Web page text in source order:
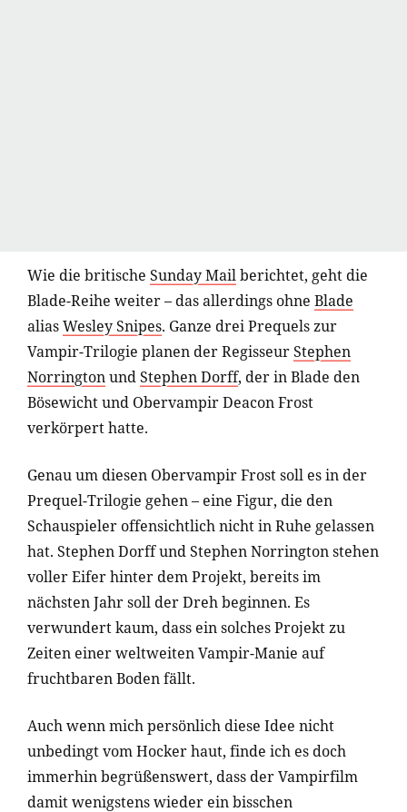
Wie die britische Sunday Mailberichtet, geht die
Blade-Reihe weiter – das allerdings ohne Blade
aliasWesley Snipes. Ganze drei Prequels zur
Vampir-Trilogie planen der RegisseurStephen
NorringtonundStephen Dorff, der in Blade den
Bösewicht und Obervampir Deacon Frost
verkörpert hatte.
Genau um diesen Obervampir Frost soll es in der
Prequel-Trilogie gehen – eine Figur, die den
Schauspieler offensichtlich nicht in Ruhe gelassen
hat. Stephen Dorff und Stephen Norrington stehen
voller Eifer hinter dem Projekt, bereits im
nächsten Jahr soll der Dreh beginnen. Es
verwundert kaum, dass ein solches Projekt zu
Zeiten einer weltweiten Vampir-Manie auf
fruchtbaren Boden fällt.
Auch wenn mich persönlich diese Idee nicht
unbedingt vom Hocker haut, finde ich es doch
immerhin begrüßenswert, dass der Vampirfilm
damit wenigstens wieder ein bisschen